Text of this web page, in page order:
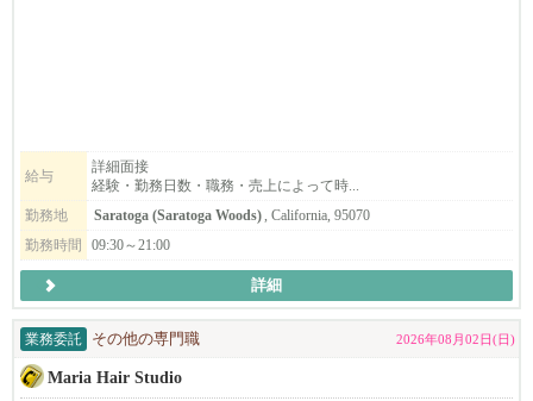
▶︎応募のポイント♪
おかげさまで大変多くのお問合せを頂いております。
職務経歴や履歴書については、なるべく詳細を明記して頂けると
選考確率がグンっと上がります！
━━━━━━━━━━━━━━━━━━━━
飲食業を愛する人に、次の世界を。
ニューヨークで、ワイン片手にラーメンを食べる夫婦がいれば、
しゃぶしゃぶ、ラーメンを得意げに語るビジネスマンがシリコン
働き方に合わせてフレックスに対応できるのが弊社の特徴です。
まずはお気軽にご連絡下さい。ご応募お待ちしております。
給与
詳細面接
経験・勤務日数・職務・売上によって時...
勤務地
Saratoga (Saratoga Woods), California, 95070
勤務時間
09:30～21:00
詳細
業務委託 その他の専門職 2026年08月02日(日)
Maria Hair Studio